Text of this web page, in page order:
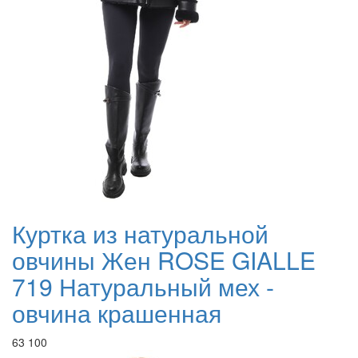
Куртка из натуральной
овчины Жен ROSE GIALLE
719 Натуральный мех -
овчина крашенная
63 100